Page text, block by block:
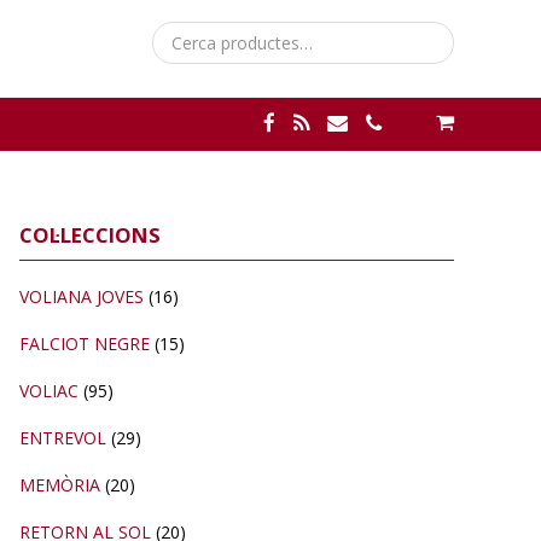
Cerca:
Barra
lateral
primària
COL·LECCIONS
VOLIANA JOVES (16)
FALCIOT NEGRE (15)
VOLIAC (95)
ENTREVOL (29)
MEMÒRIA (20)
RETORN AL SOL (20)